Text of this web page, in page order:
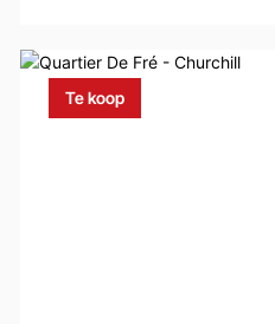
Te koop